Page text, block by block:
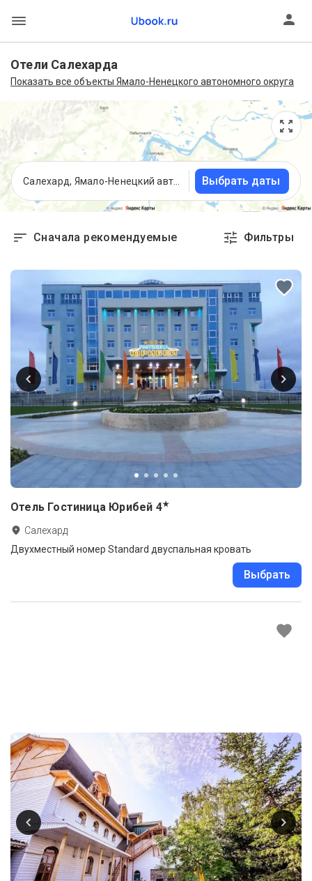
Отели Салехарда
Показать все объекты Ямало-Ненецкого автономного округа
Выбрать даты
Сначала рекомендуемые Фильтры
Отель Гостиница Юрибей 4★
Салехард
Двухместный номер Standard двуспальная кровать
Выбрать